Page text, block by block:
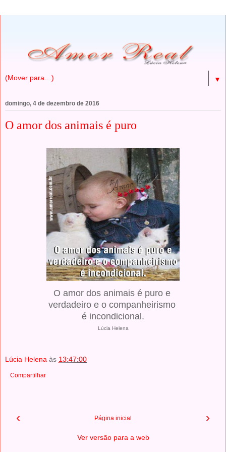
▼
domingo, 4 de dezembro de 2016
O amor dos animais é puro
O amor dos animais é puro e
verdadeiro e o companheirismo
é incondicional.
Lúcia Helena
Lúcia Helena às 13:47:00
Compartilhar
‹ ›
Página inicial
Ver versão para a web